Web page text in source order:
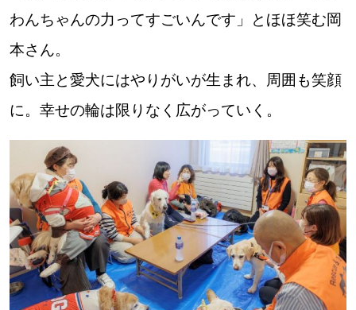
わんちゃんの力ってすごいんです」とほほ笑む岡
本さん。
飼い主と愛犬にはやりがいが生まれ、周囲も笑顔
に。幸せの輪は限りなく広がっていく。